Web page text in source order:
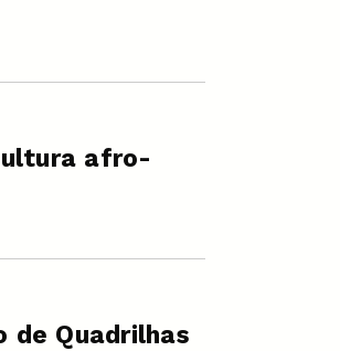
afro-
de Quadrilhas